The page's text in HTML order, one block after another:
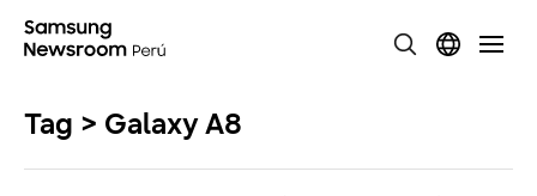
Tag > Galaxy A8